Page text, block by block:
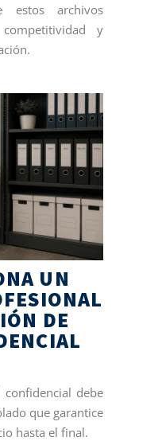
estos archivos
y
UN
DE
debe
que garantice
hasta el final.